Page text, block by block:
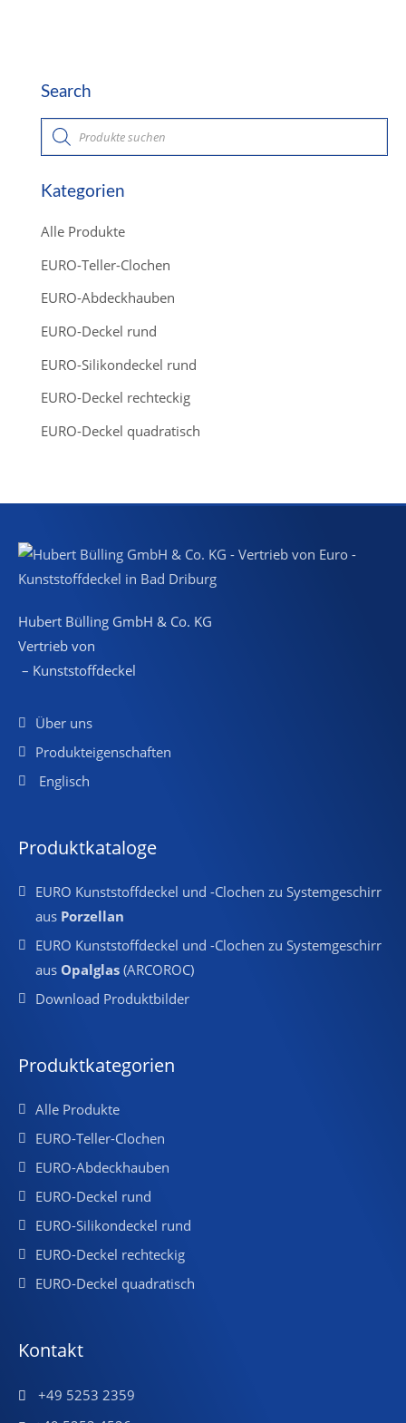
Search
P
o
d
c
t
s
e
r
c
h
Kategorien
Alle Produkte
EURO-Teller-Clochen
EURO-Abdeckhauben
EURO-Deckel rund
EURO-Silikondeckel rund
EURO-Deckel rechteckig
EURO-Deckel quadratisch
Hubert Bülling GmbH & Co. KG
Vertrieb von
– Kunststoffdeckel
Über uns
Produkteigenschaften
Englisch
Produktkataloge
EURO Kunststoffdeckel und -Clochen zu Systemgeschirr
aus Porzellan
EURO Kunststoffdeckel und -Clochen zu Systemgeschirr
aus Opalglas (ARCOROC)
Download Produktbilder
Produktkategorien
Alle Produkte
EURO-Teller-Clochen
EURO-Abdeckhauben
EURO-Deckel rund
EURO-Silikondeckel rund
EURO-Deckel rechteckig
EURO-Deckel quadratisch
Kontakt
+49 5253 2359